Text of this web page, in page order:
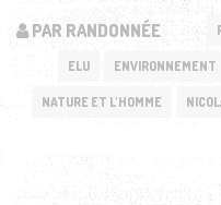
PAR RANDONNÉE
ELU ENVIRONNEMENT
NATURE ET L'HOMME